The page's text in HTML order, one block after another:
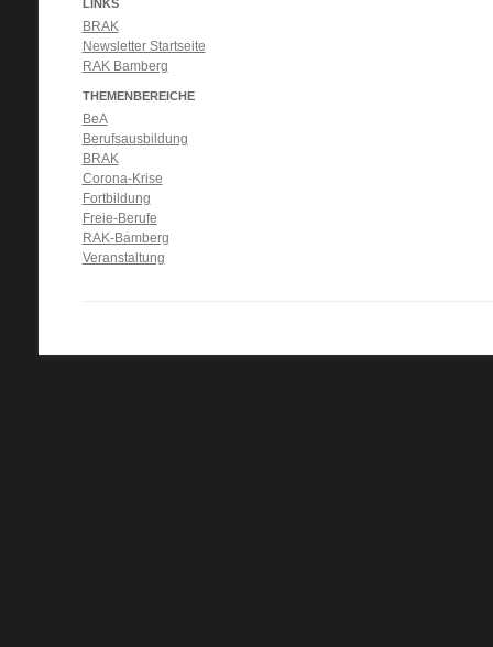
LINKS
BRAK
Newsletter Startseite
RAK Bamberg
THEMENBEREICHE
BeA
Berufsausbildung
BRAK
Corona-Krise
Fortbildung
Freie-Berufe
RAK-Bamberg
Veranstaltung